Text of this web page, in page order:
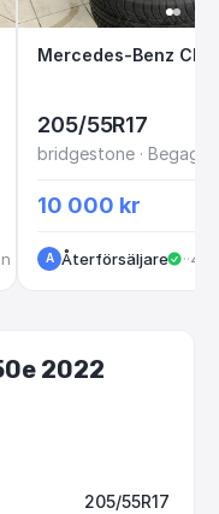
LUR27F K1-5
Mercedes-Benz
205/55R17
10 000 kr
A Återförsäljare ··4
2022
205/55R17